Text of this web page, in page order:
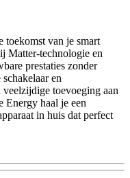
toekomst van je smart
Matter-technologie en
prestaties zonder
en
veelzijdige toevoeging aan
Energy haal je een
in huis dat perfect